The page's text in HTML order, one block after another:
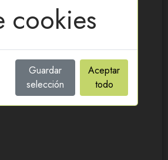
cookies
Guardar
selección
Aceptar
todo